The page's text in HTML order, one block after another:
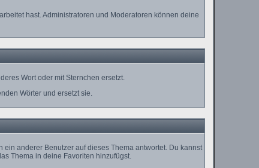
hast. Administratoren und Moderatoren können deine
Wort oder mit Sternchen ersetzt.
Wörter und ersetzt sie.
anderer Benutzer auf dieses Thema antwortet. Du kannst
Thema in deine Favoriten hinzufügst.